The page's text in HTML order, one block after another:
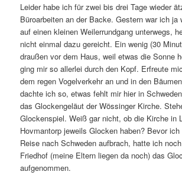
Leider habe ich für zwei bis drei Tage wieder
Büroarbeiten an der Backe. Gestern war ich ja
auf einen kleinen Weilerrundgang unterwegs,
nicht einmal dazu gereicht. Ein wenig (30
draußen vor dem Haus, weil etwas die Sonne
ging mir so allerlei durch den Kopf. Erfreute
dem regen Vogelverkehr an und in den
dachte ich so, etwas fehlt mir hier in
das Glockengeläut der Wössinger Kirche.
Glockenspiel. Weiß gar nicht, ob die Kirche in
Hovmantorp jeweils Glocken haben? Bevor
Reise nach Schweden aufbrach, hatte ich
Friedhof (meine Eltern liegen da noch) das
aufgenommen.